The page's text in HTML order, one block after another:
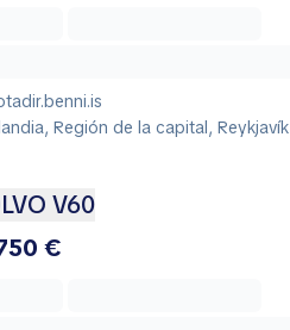
Región de la capital, Reykjavík
V60
€